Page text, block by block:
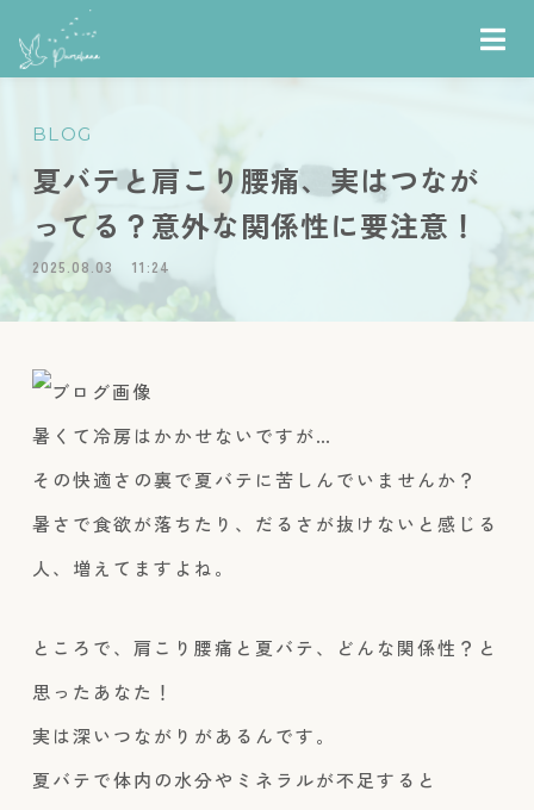
BLOG
夏バテと肩こり腰痛、実はつなが
ってる？意外な関係性に要注意！
2025.08.03 11:24
暑くて冷房はかかせないですが…
その快適さの裏で夏バテに苦しんでいませんか？
暑さで食欲が落ちたり、だるさが抜けないと感じる
人、増えてますよね。
ところで、肩こり腰痛と夏バテ、どんな関係性？と
思ったあなた！
実は深いつながりがあるんです。
夏バテで体内の水分やミネラルが不足すると